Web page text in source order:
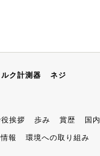
ルク計測器 ネジ
挨拶 歩み 賞歴 国
報 環境への取り組み